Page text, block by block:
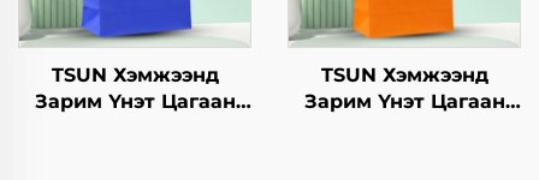
TSUN Хэмжээнд
Зарим Үнэт Цагаан
TSUN Хэмжээнд
Зарим Үнэт Цагаан